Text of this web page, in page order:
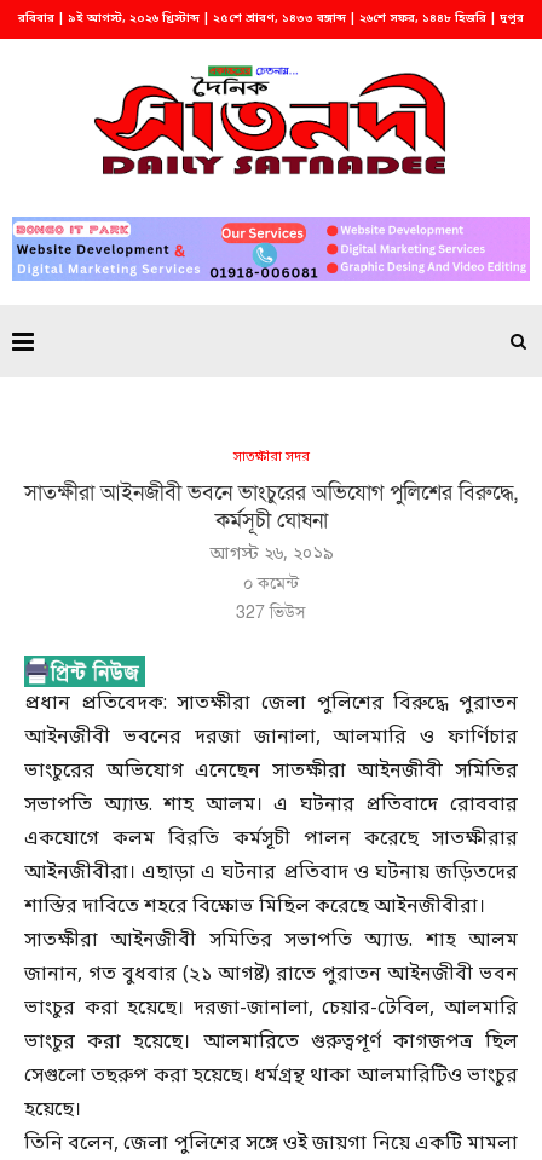
রবিবার | ৯ই আগস্ট, ২০২৬ খ্রিস্টাব্দ | ২৫শে শ্রাবণ, ১৪৩৩ বঙ্গাব্দ | ২৬শে সফর, ১৪৪৮ হিজরি | দুপুর
সাতক্ষীরা সদর
সাতক্ষীরা আইনজীবী ভবনে ভাংচুরের অভিযোগ পুলিশের বিরুদ্ধে,
কর্মসূচী ঘোষনা
আগস্ট ২৬, ২০১৯
০ কমেন্ট
327ভিউস
প্রধান প্রতিবেদক: সাতক্ষীরা জেলা পুলিশের বিরুদ্ধে পুরাতন
আইনজীবী ভবনের দরজা জানালা, আলমারি ও ফার্ণিচার
ভাংচুরের অভিযোগ এনেছেন সাতক্ষীরা আইনজীবী সমিতির
সভাপতি অ্যাড. শাহ আলম। এ ঘটনার প্রতিবাদে রোববার
একযোগে কলম বিরতি কর্মসূচী পালন করেছে সাতক্ষীরার
আইনজীবীরা। এছাড়া এ ঘটনার প্রতিবাদ ও ঘটনায় জড়িতদের
শাস্তির দাবিতে শহরে বিক্ষোভ মিছিল করেছে আইনজীবীরা।
সাতক্ষীরা আইনজীবী সমিতির সভাপতি অ্যাড. শাহ আলম
জানান, গত বুধবার (২১ আগষ্ট) রাতে পুরাতন আইনজীবী ভবন
ভাংচুর করা হয়েছে। দরজা-জানালা, চেয়ার-টেবিল, আলমারি
ভাংচুর করা হয়েছে। আলমারিতে গুরুত্বপূর্ণ কাগজপত্র ছিল
সেগুলো তছরুপ করা হয়েছে। ধর্মগ্রন্থ থাকা আলমারিটিও ভাংচুর
হয়েছে।
তিনি বলেন, জেলা পুলিশের সঙ্গে ওই জায়গা নিয়ে একটি মামলা